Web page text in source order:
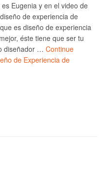
Eugenia y en el video de
de experiencia de
es diseño de experiencia
éste tiene que ser tu
diseñador … Continue
de Experiencia de